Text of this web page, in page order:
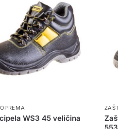
WS3 45 veličina